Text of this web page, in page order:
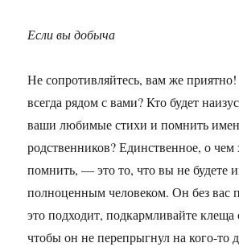
Если вы добыча
Не сопротивляйтесь, вам же
всегда рядом с вами? Кто будет
ваши любимые стихи и помнить
родственников? Единственное, о
помнить, — это то, что вы не будете
полноценным человеком. Он без вас
это подходит, подкармливайте клеща
чтобы он не перепрыгнул на кого-то